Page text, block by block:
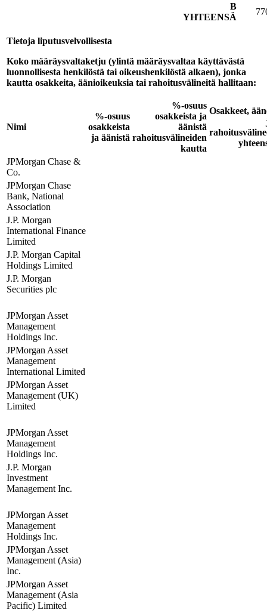
B
YHTEENSÄ
Tietoja liputusvelvollisesta
Koko määräysvaltaketju (ylintä määräysvaltaa käyttävästä
luonnollisesta henkilöstä tai oikeushenkilöstä alkaen), jonka
kautta osakkeita, äänioikeuksia tai rahoitusvälineitä hallitaan:
Nimi
%-osuus
osakkeista
ja äänistä
%-osuus
osakkeista ja
äänistä
rahoitusvälineiden
kautta
Osakkeet,
JPMorgan Chase &
Co.
JPMorgan Chase
Bank, National
Association
J.P. Morgan
International Finance
Limited
J.P. Morgan Capital
Holdings Limited
J.P. Morgan
Securities plc
JPMorgan Asset
Management
Holdings Inc.
JPMorgan Asset
Management
International Limited
JPMorgan Asset
Management (UK)
Limited
JPMorgan Asset
Management
Holdings Inc.
J.P. Morgan
Investment
Management Inc.
JPMorgan Asset
Management
Holdings Inc.
JPMorgan Asset
Management (Asia)
Inc.
JPMorgan Asset
Management (Asia
Pacific) Limited